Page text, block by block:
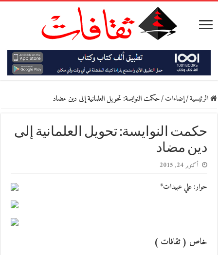
الرئيسية/إضاءات/حكمت النوايسة: تحويل العلمانية إلى دين مضاد
حكمت النوايسة: تحويل العلمانية إلى
دين مضاد
أكتوبر 24, 2015
حوار: علي عبيدات*
خاص ( ثقافات )